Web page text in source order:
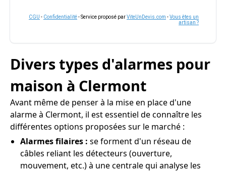
CGU - Confidentialité- Service proposé parViteUnDevis.com -Vous êtes un
artisan ?
Divers types d'alarmes pour
maison à Clermont
Avant même de penser à la mise en place d'une
alarme à Clermont, il est essentiel de connaître les
différentes options proposées sur le marché :
Alarmes filaires : se forment d'un réseau de
câbles reliant les détecteurs (ouverture,
mouvement, etc.) à une centrale qui analyse les